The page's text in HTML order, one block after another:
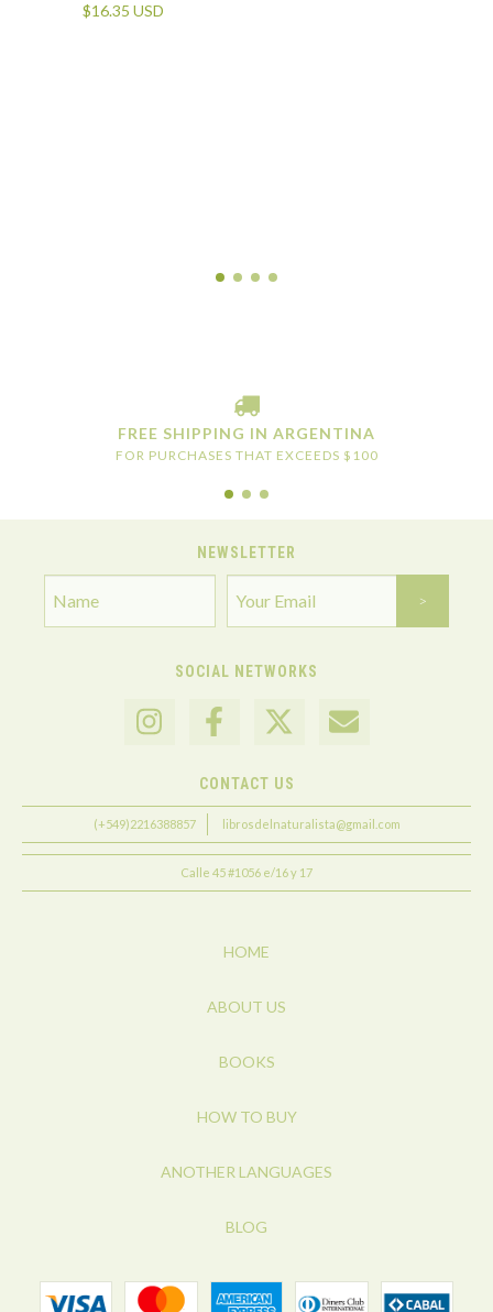
$16.35 USD
FREE SHIPPING IN ARGENTINA
FOR PURCHASES THAT EXCEEDS $100
NEWSLETTER
SOCIAL NETWORKS
CONTACT US
(+549)2216388857 librosdelnaturalista@gmail.com
Calle 45 #1056 e/16 y 17
HOME
ABOUT US
BOOKS
HOW TO BUY
ANOTHER LANGUAGES
BLOG